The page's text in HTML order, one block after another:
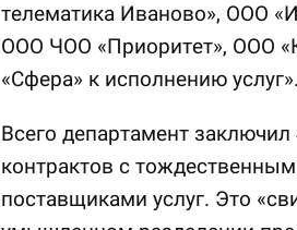
телематика Иваново», ООО
ООО ЧОО «Приоритет», ООО
«Сфера» к исполнению услуг».
Всего департамент
контрактов с
поставщиками услуг. Это